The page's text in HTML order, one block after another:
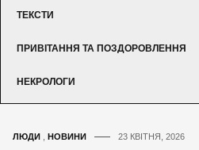
ТЕКСТИ
ПРИВІТАННЯ ТА ПОЗДОРОВЛЕННЯ
НЕКРОЛОГИ
ЛЮДИ НОВИНИ 23 КВІТНЯ, 2026